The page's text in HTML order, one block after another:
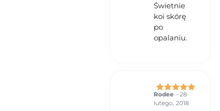
Świetnie
koi skórę
po
opalaniu.
Oceniono
na 5
Rodee – 28
lutego, 2018